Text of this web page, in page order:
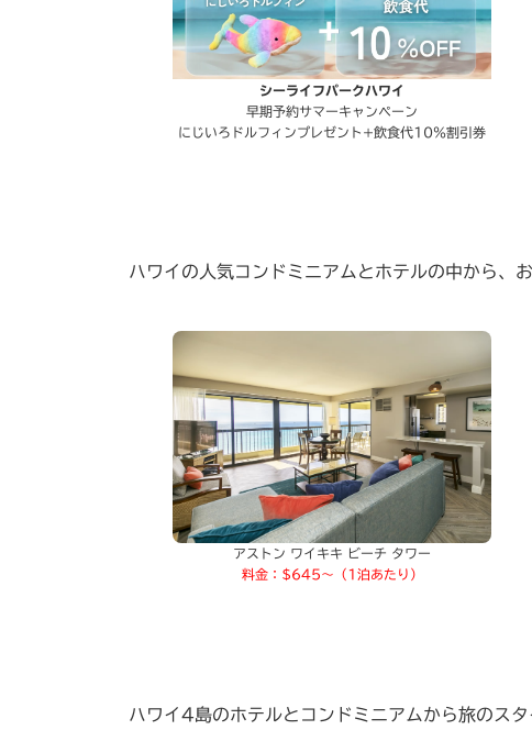
シーライフパークハワイ
早期予約サマーキャンペーン
にじいろドルフィンプレゼント+飲食代10％割引券
ハワイの人気コンドミニアムとホテルの中から、
アストン ワイキキ ビーチ タワー
料金：$645～（1泊あたり）
ハワイ4島のホテルとコンドミニアムから旅のス